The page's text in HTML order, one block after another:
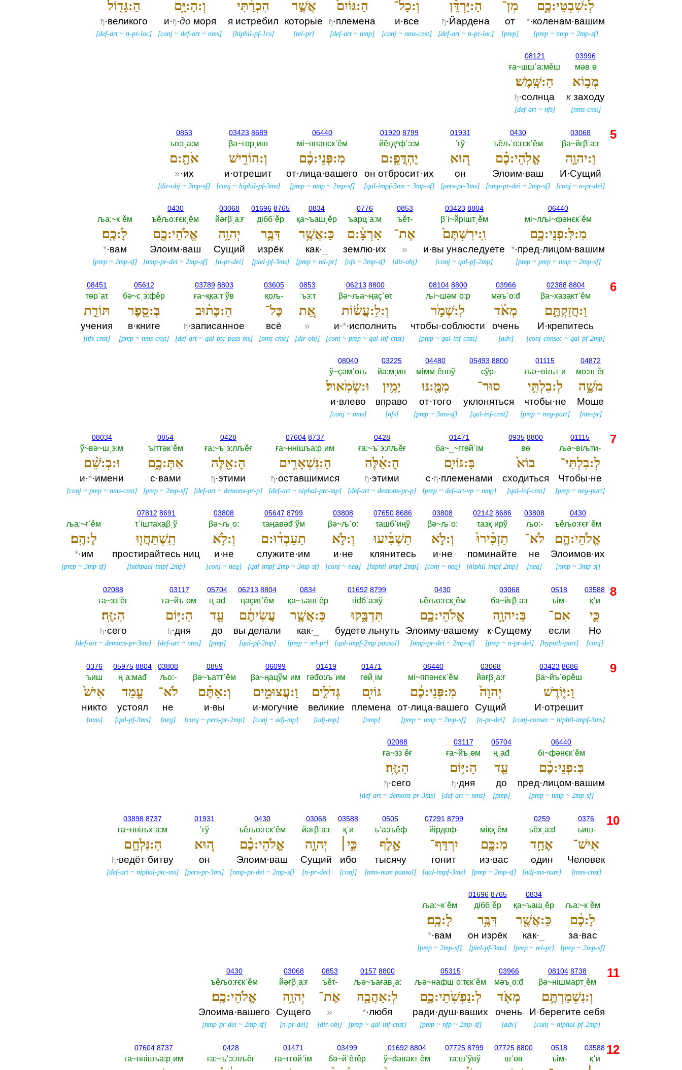
לְ:שִׁבְטֵי:כֶ֑ם
*·коленам·вашим
[prep~ nmp~ 2mp-sf]
מִן־
от
[prep]
הַ:יַּרְדֵּ֗ן
ђ·Йардена
[def-art ~n-pr-loc]
וְ:כָל־
и·все
[conj ~nms-cnst]
הַ:גּוֹיִם֙
ђ·племена
[def-art ~nmp]
אֲשֶׁ֣ר
которые
[rel-pr]
הִכְרַ֔תִּי
я истребил
[hiphil-pf-1cs]
וְ:הַ:יָּ֥ם
и·ђ·до моря
[conj ~def-art ~nms]
הַ:גָּד֖וֹל
ђ·великого
[def-art ~n-pr-loc]
03996
мәвˌө
מְב֥וֹא
кзаходу
[nms-cnst]
08121
ға~шшˈа:мěш
הַ:שָּֽׁמֶשׁ׃
ђ·солнца
[def-art~ nfs]
03068
βа~йғβˈа:ғ
וַ:יהוָ֣ה
И·Сущий
[conj ~n-pr-dei]
0430
ъěљˈо:ғєкˈěм
אֱלֹֽהֵי:כֶ֗ם
Элоим·ваш
[nmp-pr-dei ~2mp-sf]
01931
ˈғў
ה֚וּא
он
[pers-pr-3ms]
01920 8799
йěғдᵒфˈэ:м
יֶהְדֳּפֵ֣:ם
он отбросит·их
[qal-impf-3ms ~3mp-sf]
06440
мi~ппәнєкˈěм
מִ:פְּנֵי:כֶ֔ם
от·лица·вашего
[prep~ nmp~ 2mp-sf]
03423 8689
βә~ғөрˌиш
וְ:הוֹרִ֥ישׁ
и·отрешит
[conj ~hiphil-pf-3ms]
0853
ъо:τˌа:м
אֹתָ֖:ם
»·их
[dir-obj ~3mp-sf]
06440
мi~лљi~фәнєкˈěм
מִ:לִּ:פְנֵי:כֶ֑ם
*·пред·лицом·вашим
[prep~ prep~ nmp~ 2mp-sf]
03423 8804
βˈi~йрiштˌěм
וִֽ:ירִשְׁתֶּם֙
и·вы унаследуете
[conj ~qal-pf-2mp]
0853
ъěτ-‎
אֶת־
»
[dir-obj]
0776
ъарцˈа:м
אַרְצָ֔:ם
землю·их
[nfs~ 3mp-sf]
0834
қа~ъашˌěр
כַּ:אֲשֶׁ֥ר
как·
[prep ~rel-pr]
01696 8765
дiббˈěр
דִּבֶּ֛ר
изрёк
[piel-pf-3ms]
03068
йәғβˌа:ғ
יְהוָ֥ה
Сущий
[n-pr-dei]
0430
ъěљо:ғєкˌěм
אֱלֹהֵי:כֶ֖ם
Элоим·ваш
[nmp-pr-dei ~2mp-sf]
ља:~кˈěм
לָ:כֶֽם׃
*·вам
[prep ~2mp-sf]
5
02388 8804
βа~хазактˈěм
וַ:חֲזַקְתֶּ֣ם
И·крепитесь
[conj-consec ~qal-pf-2mp]
03966
мәъˈо:đ
מְאֹ֔ד
очень
[adv]
08104 8800
љi~шәмˈо:р
לִ:שְׁמֹ֣ר
чтобы·соблюсти
[prep ~qal-inf-cnst]
06213 8800
βә~ља~ңаçˈөτ
וְ:לַ:עֲשׂ֔וֹת
и·*·исполнить
[conj ~prep ~qal-inf-cnst]
0853
ˈъэ:τ
אֵ֚ת
»
[dir-obj]
03605
қољ-‎
כָּל־
всё
[nms-cnst]
03789 8803
ға~ққа:τˈўв
הַ:כָּת֔וּב
ђ·записанное
[def-art ~qal-ptc-pass-ms]
05612
бә~сˌэ:фěр
בְּ:סֵ֖פֶר
в·книге
[prep ~nms-cnst]
08451
төрˈаτ
תּוֹרַ֣ת
учения
[nfs-cnst]
04872
мо:шˈěғ
מֹשֶׁ֑ה
Моше
[nm-pr]
01115
љә~вiљтˌи
לְ:בִלְתִּ֥י
чтобы·не
[prep ~neg-part]
05493 8800
сўр-‎
סוּר־
уклоняться
[qal-inf-cnst]
04480
мiммˌěннў
מִמֶּ֖:נּוּ
от·того
[prep ~3ms-sf]
03225
йа:мˌин
יָמִ֥ין
вправо
[nfs]
08040
ў~çәмˈөљ
וּ:שְׂמֹֽאול׃
и·влево
[conj~ nms]
6
01115
љә~вiљти-‎
לְ:בִלְתִּי־
Чтобы·не
[prep ~neg-part]
0935 8800
вө
בוֹא֙
сходиться
[qal-inf-cnst]
01471
ба~_~ггөйˈiм
בַּ:גּוֹיִ֣ם
с·ђ·племенами
[prep ~def-art-vp ~nmp]
0428
ға:~ъˈэ:лљěғ
הָ:אֵ֔לֶּה
ђ·этими
[def-art ~demons-pr-p]
07604 8737
ға~ннiшъа:рˌим
הַ:נִּשְׁאָרִ֥ים
ђ·оставшимися
[def-art ~niphal-ptc-mp]
0428
ға:~ъˌэ:лљěғ
הָ:אֵ֖לֶּה
ђ·этими
[def-art ~demons-pr-p]
0854
ъiттәкˈěм
אִתְּ:כֶ֑ם
с·вами
[prep ~2mp-sf]
08034
ў~вә~шˌэ:м
וּ:בְ:שֵׁ֨ם
и·*·имени
[conj ~prep ~nms-cnst]
0430
ъěљо:ғєғˈěм
אֱלֹהֵי:הֶ֤ם
Элоимов·их
[nmp~ 3mp-sf]
03808
љо:-‎
לֹא־
не
[neg]
02142 8686
τазқˈирў
תַזְכִּ֨ירוּ֙
поминайте
[hiphil-impf-2mp]
03808
βә~љˈо:‎
וְ:לֹ֣א
и·не
[conj ~neg]
07650 8686
τашбˈиңў
תַשְׁבִּ֔יעוּ
клянитесь
[hiphil-impf-2mp]
03808
βә~љˈо:‎
וְ:לֹ֣א
и·не
[conj ~neg]
05647 8799
τаңавәđˈўм
תַעַבְד֔וּ:ם
служите·им
[qal-impf-2mp ~3mp-sf]
03808
βә~љˌо:‎
וְ:לֹ֥א
и·не
[conj ~neg]
07812 8691
τˈiштахаβˌў
תִֽשְׁתַּחֲו֖וּ
простирайтесь ниц
[hithpael-impf-2mp]
ља:~ғˈěм
לָ:הֶֽם׃
*·им
[prep ~3mp-sf]
7
03588
қˈи
כִּ֛י
Но
[conj]
0518
ъiм-‎
אִם־
если
[hypoth-part]
03068
ба~йғβˌа:ғ
בַּ:יהוָ֥ה
к·Сущему
[prep ~n-pr-dei]
0430
ъěљо:ғєкˌěм
אֱלֹהֵי:כֶ֖ם
Элоиму·вашему
[nmp-pr-dei ~2mp-sf]
01692 8799
тiđбˈа:кў
תִּדְבָּ֑קוּ
будете льнуть
[qal-impf-2mp pausal]
0834
қа~ъашˈěр
כַּ:אֲשֶׁ֣ר
как·
[prep ~rel-pr]
06213 8804
ңаçиτˈěм
עֲשִׂיתֶ֔ם
вы делали
[qal-pf-2mp]
05704
ңˌаđ
עַ֖ד
до
[prep]
03117
ға~йъˌөм
הַ:יּ֥וֹם
ђ·дня
[def-art ~nms]
02088
ға~ззˈěғ
הַ:זֶּֽה׃
ђ·сего
[def-art ~demons-pr-3ms]
8
03423 8686
βа~йъˈөрěш
וַ:יּ֤וֹרֶשׁ
И·отрешит
[conj-consec ~hiphil-impf-3ms]
03068
йәғβˌа:ғ
יְהוָה֙
Сущий
[n-pr-dei]
06440
мi~ппәнєкˈěм
מִ:פְּנֵי:כֶ֔ם
от·лица·вашего
[prep~ nmp~ 2mp-sf]
01471
гөйˌiм
גּוֹיִ֖ם
племена
[nmp]
01419
гәđо:љˈим
גְּדֹלִ֣ים
великие
[adj-mp]
06099
βа~ңацўмˈим
וַ:עֲצוּמִ֑ים
и·могучие
[conj ~adj-mp]
0859
βә~ъаттˈěм
וְ:אַתֶּ֗ם
и·вы
[conj ~pers-pr-2mp]
03808
љо:-‎
לֹא־
не
[neg]
05975 8804
ңˈа:маđ
עָ֤מַד
устоял
[qal-pf-3ms]
0376
ъиш
אִישׁ֙
никто
[nms]
06440
бi~фәнєкˈěм
בִּ:פְנֵי:כֶ֔ם
пред·лицом·вашим
[prep ~nmp ~2mp-sf]
05704
ңˌаđ
עַ֖ד
до
[prep]
03117
ға~йъˌөм
הַ:יּ֥וֹם
ђ·дня
[def-art ~nms]
02088
ға~ззˈěғ
הַ:זֶּֽה׃
ђ·сего
[def-art ~demons-pr-3ms]
9
0376
ъиш-‎
אִישׁ־
Человек
[nms-cnst]
0259
ъěхˌа:đ
אֶחָ֥ד
один
[adj-ms-num]
мiққˌěм
מִ:כֶּ֖ם
из·вас
[prep ~2mp-sf]
07291 8799
йiрдоф-‎
יִרְדָּף־
гонит
[qal-impf-3ms]
0505
ъˈа:љěф
אָ֑לֶף
тысячу
[nms-num pausal]
03588
қˈи
כִּ֣י׀
ибо
[conj]
03068
йәғβˈа:ғ
יְהוָ֣ה
Сущий
[n-pr-dei]
0430
ъěљо:ғєкˈěм
אֱלֹהֵי:כֶ֗ם
Элоим·ваш
[nmp-pr-dei ~2mp-sf]
01931
ˈғў
ה֚וּא
он
[pers-pr-3ms]
03898 8737
ға~ннiљхˈа:м
הַ:נִּלְחָ֣ם
ђ·ведёт битву
[def-art ~niphal-ptc-ms]
ља:~кˈěм
לָ:כֶ֔ם
за·вас
[prep ~2mp-sf]
0834
қа~ъашˌěр
כַּ:אֲשֶׁ֖ר
как·
[prep ~rel-pr]
01696 8765
дiббˌěр
דִּבֶּ֥ר
он изрёк
[piel-pf-3ms]
ља:~кˈěм
לָ:כֶֽם׃
*·вам
[prep ~2mp-sf]
10
08104 8738
βә~нiшмартˌěм
וְ:נִשְׁמַרְתֶּ֥ם
И·берегите себя
[conj ~niphal-pf-2mp]
03966
мәъˌо:đ
מְאֹ֖ד
очень
[adv]
05315
љә~нафшˈо:τєкˈěм
לְ:נַפְשֹֽׁתֵי:כֶ֑ם
ради·душ·ваших
[prep~ nfp~ 2mp-sf]
0157 8800
љә~ъағавˌа:‎
לְ:אַהֲבָ֖ה
*·любя
[prep ~qal-inf-cnst]
0853
ъěτ-‎
אֶת־
»
[dir-obj]
03068
йәғβˌа:ғ
יְהוָ֥ה
Сущего
[n-pr-dei]
0430
ъěљо:ғєкˈěм
אֱלֹהֵי:כֶֽם׃
Элоима·вашего
[nmp-pr-dei ~2mp-sf]
11
03588
қˈи
0518
ъiм-‎
07725 8800
шˈөв
07725 8799
та:шˈўвў
01692 8804
ў~đәвактˌěм
03499
бә~йˈěτěр
01471
ға~ггөйˈiм
0428
ға:~ъˈэ:лљěғ
07604 8737
ға~ннiшъа:рˌим
12